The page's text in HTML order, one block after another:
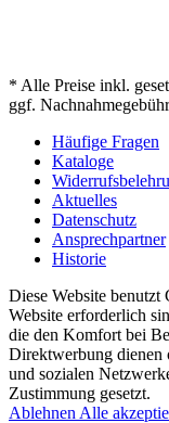
* Alle Preise inkl.
ggf.
Häufige Fragen
Kataloge
Aktuelles
Datenschutz
Ansprechpartner
Historie
Diese Website benutzt
Website erforderlich
die den Komfort bei
Direktwerbung dienen
und sozialen
Zustimmung gesetzt.
Ablehnen Alle